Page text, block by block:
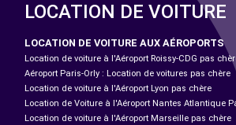
LOCATION DE VOITURE
LOCATION DE VOITURE AUX AÉROPORTS
Location de voiture à l'Aéroport Roissy-CDG pas
Aéroport Paris-Orly : Location de voitures pas chère
Location de voiture à l'Aéroport Lyon pas chère
Location de Voiture à l'Aéroport Nantes Atlantique
Location de voiture à l'Aéroport Marseille pas chère